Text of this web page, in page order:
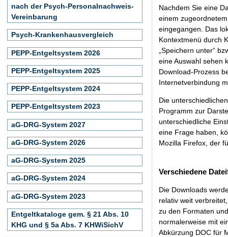
Nachdem Sie eine
einem
eingegangen. Das
Kontextmenü durch
„Speichern unter“
eine Auswahl sehen
Download-Prozess
Internetverbindung
Die
Programm zur
unterschiedliche
eine Frage haben,
Mozilla Firefox, der
Verschiedene
Die Downloads
relativ weit
zu den Formaten
normalerweise mit
Abkürzung DOC für
nach der Psych-Personalnachweis-
Vereinbarung
Psych-Krankenhausvergleich
PEPP-Entgeltsystem 2026
PEPP-Entgeltsystem 2025
PEPP-Entgeltsystem 2024
PEPP-Entgeltsystem 2023
aG-DRG-System 2027
aG-DRG-System 2026
aG-DRG-System 2025
aG-DRG-System 2024
aG-DRG-System 2023
Entgeltkataloge gem. § 21 Abs. 10
KHG und § 5a Abs. 7 KHWiSichV